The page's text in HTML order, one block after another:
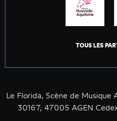
TOUS LES
Le Florida, Scène de Musique
30167, 47005 AGEN